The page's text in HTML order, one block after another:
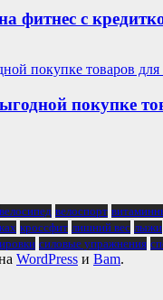
фитнес с
покупке
велосипед велоспорт
кроссфит лишний вес лыжи
силовые упражнения
WordPress и Bam.